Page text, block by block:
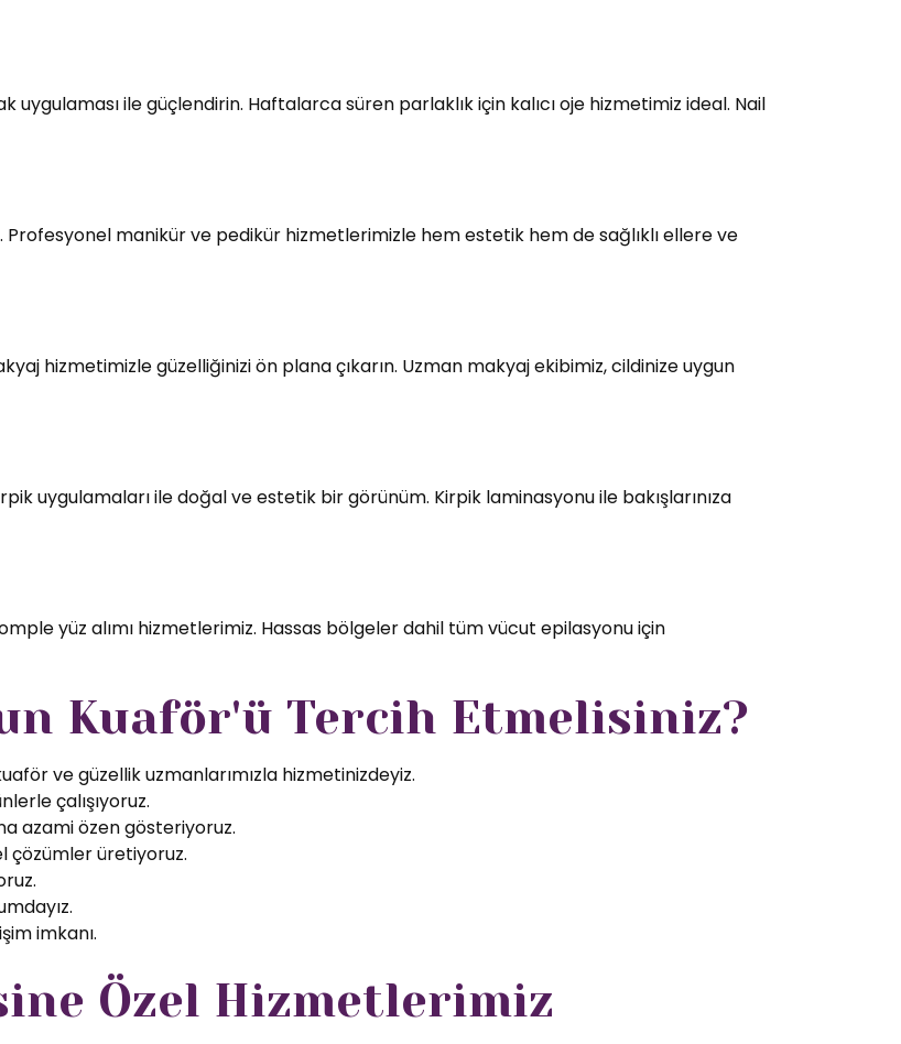
uygulaması ile güçlendirin. Haftalarca süren parlaklık için kalıcı oje hizmetimiz ideal. Nail
Profesyonel manikür ve pedikür hizmetlerimizle hem estetik hem de sağlıklı ellere ve
hizmetimizle güzelliğinizi ön plana çıkarın. Uzman makyaj ekibimiz, cildinize uygun
uygulamaları ile doğal ve estetik bir görünüm. Kirpik laminasyonu ile bakışlarınıza
yüz alımı hizmetlerimiz. Hassas bölgeler dahil tüm vücut epilasyonu için
Kuaför'ü Tercih Etmelisiniz?
ve güzellik uzmanlarımızla hizmetinizdeyiz.
çalışıyoruz.
azami özen gösteriyoruz.
çözümler üretiyoruz.
imkanı.
Özel Hizmetlerimiz